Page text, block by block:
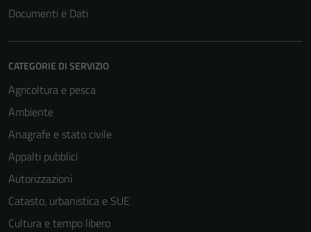
Documenti e Dati
CATEGORIE DI SERVIZIO
Agricoltura e pesca
Ambiente
Anagrafe e stato civile
Appalti pubblici
Autorizzazioni
Catasto, urbanistica e SUE
Cultura e tempo libero